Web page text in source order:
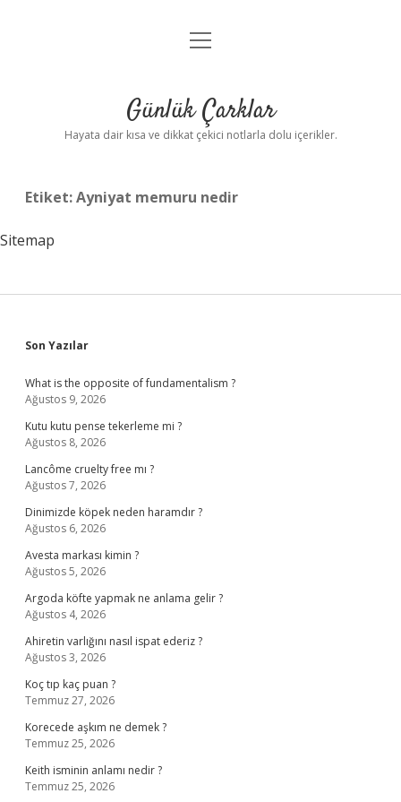
Anasayfa
Yasal Uyarı
menüyü
Günlük Çarklar
Hayata dair kısa ve dikkat çekici notlarla dolu içerikler.
Etiket:Ayniyat memuru nedir
Sitemap
Sidebar
Son Yazılar
What is the opposite of fundamentalism ?
Ağustos 9, 2026
Kutu kutu pense tekerleme mi ?
Ağustos 8, 2026
Lancôme cruelty free mı ?
Ağustos 7, 2026
Dinimizde köpek neden haramdır ?
Ağustos 6, 2026
Avesta markası kimin ?
Ağustos 5, 2026
Argoda köfte yapmak ne anlama gelir ?
Ağustos 4, 2026
Ahiretin varlığını nasıl ispat ederiz ?
Ağustos 3, 2026
Koç tıp kaç puan ?
Temmuz 27, 2026
Korecede aşkım ne demek ?
Temmuz 25, 2026
Keith isminin anlamı nedir ?
Temmuz 25, 2026